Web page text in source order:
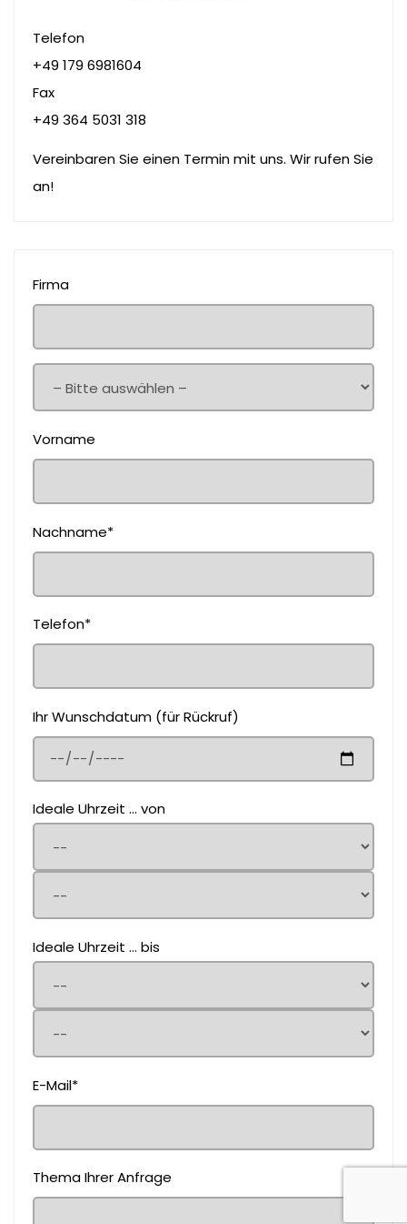
Telefon
+49 179 6981604
Fax
+49 364 5031 318
Vereinbaren Sie einen Termin mit uns. Wir rufen Sie
an!
Firma
Vorname
Nachname*
Telefon*
Ihr Wunschdatum (für Rückruf)
Ideale Uhrzeit ... von
Ideale Uhrzeit ... bis
E-Mail*
Thema Ihrer Anfrage